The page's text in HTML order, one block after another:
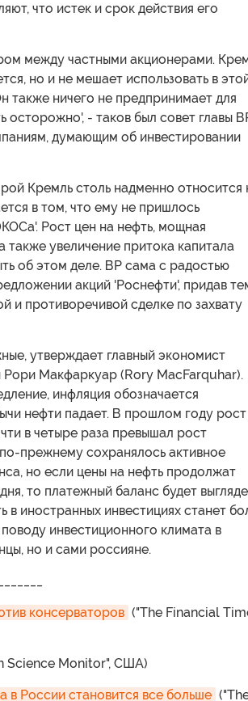
что истек и срок действия его
между частными акционерами.
но и не мешает использовать в
также ничего не предпринимает для
осторожно', - таков был совет главы
думающим об инвестировании
Кремль столь надменно относится
в том, что ему не пришлось
Рост цен на нефть, мощная
увеличение притока капитала
об этом деле. ВР сама с радостью
акций 'Роснефти', придав
и противоречивой сделке по захвату
утверждает главный экономист
Макфаркуар (Rory MacFarquhar).
инфляция обозначается
нефти падает. В прошлом году рост
в четыре раза превышал рост
прежнему сохранялось активное
но если цены на нефть продолжат
то платежный баланс будет
в иностранных инвестициях станет
инвестиционного климата в
но и сами россияне.
консерваторов ("The Financial
Science Monitor", США)
в России становится все больше